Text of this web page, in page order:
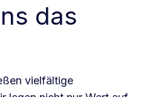
das
vielfältige